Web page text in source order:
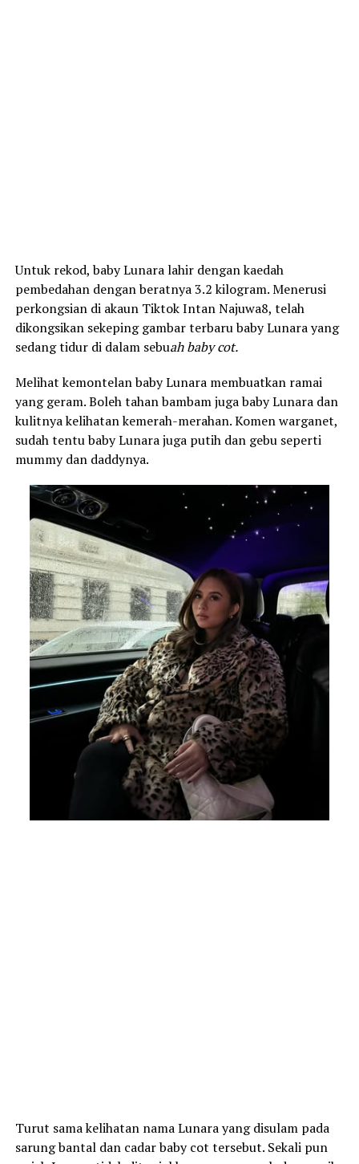
Untuk rekod, baby Lunara lahir dengan kaedah
pembedahan dengan beratnya 3.2 kilogram. Menerusi
perkongsian di akaun Tiktok Intan Najuwa8, telah
dikongsikan sekeping gambar terbaru baby Lunara yang
sedang tidur di dalam sebuah baby cot.
Melihat kemontelan baby Lunara membuatkan ramai
yang geram. Boleh tahan bambam juga baby Lunara dan
kulitnya kelihatan kemerah-merahan. Komen warganet,
sudah tentu baby Lunara juga putih dan gebu seperti
mummy dan daddynya.
Turut sama kelihatan nama Lunara yang disulam pada
sarung bantal dan cadar baby cot tersebut. Sekali pun